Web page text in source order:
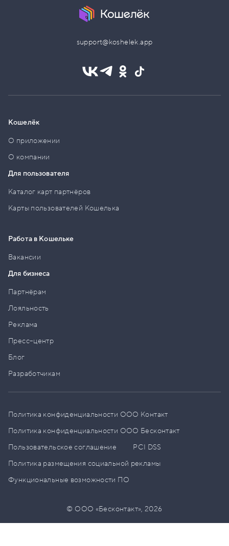
support@koshelek.app
Кошелёк
О приложении
О компании
Для пользователя
Каталог карт партнёров
Карты пользователей Кошелька
Работа в Кошельке
Вакансии
Для бизнеса
Партнёрам
Лояльность
Реклама
Пресс–центр
Блог
Разработчикам
Политика конфиденциальности ООО Контакт
Политика конфиденциальности ООО Бесконтакт
Пользовательское соглашение
PCI DSS
Политика размещения социальной рекламы
Функциональные возможности ПО
© ООО «Бесконтакт»,2026